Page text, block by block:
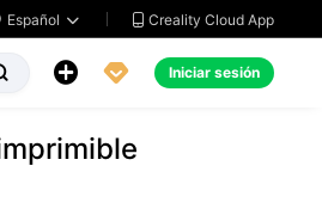
Español   Creality Cloud App
  Iniciar sesión